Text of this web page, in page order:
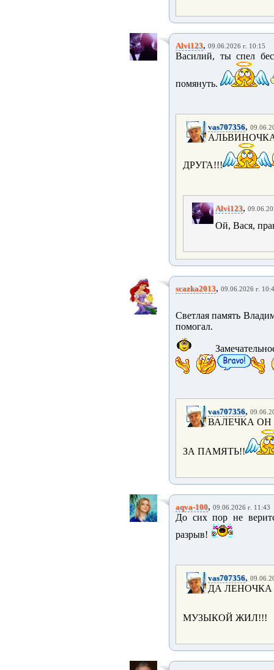
Alvi123, 09.06.2026 г. 10:15
Василий, ты спел
помянуть.
vas707356,
ДРУГА!!!
Alvi123,
Ой, Вася,
scazka2013, 09.06.2026 г.
Светлая память
помогал.
vas707356,
ВАЛЕЧКА
ЗА ПАМЯТЬ!!
aqva-100, 09.06.2026 г. 11:43
До сих пор не
разрыв!
vas707356,
ДА ЛЕНОЧКА
МУЗЫКОЙ ЖИЛ!!!